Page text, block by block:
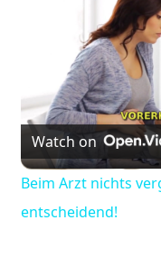
Watch on
Beim Arzt nichts
entscheidend!